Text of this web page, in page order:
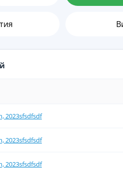
2023sfsdfsdf
2023sfsdfsdf
2023sfsdfsdf